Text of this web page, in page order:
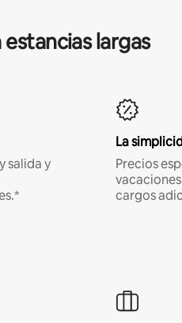
largas
salida y
La
Precios
cargos